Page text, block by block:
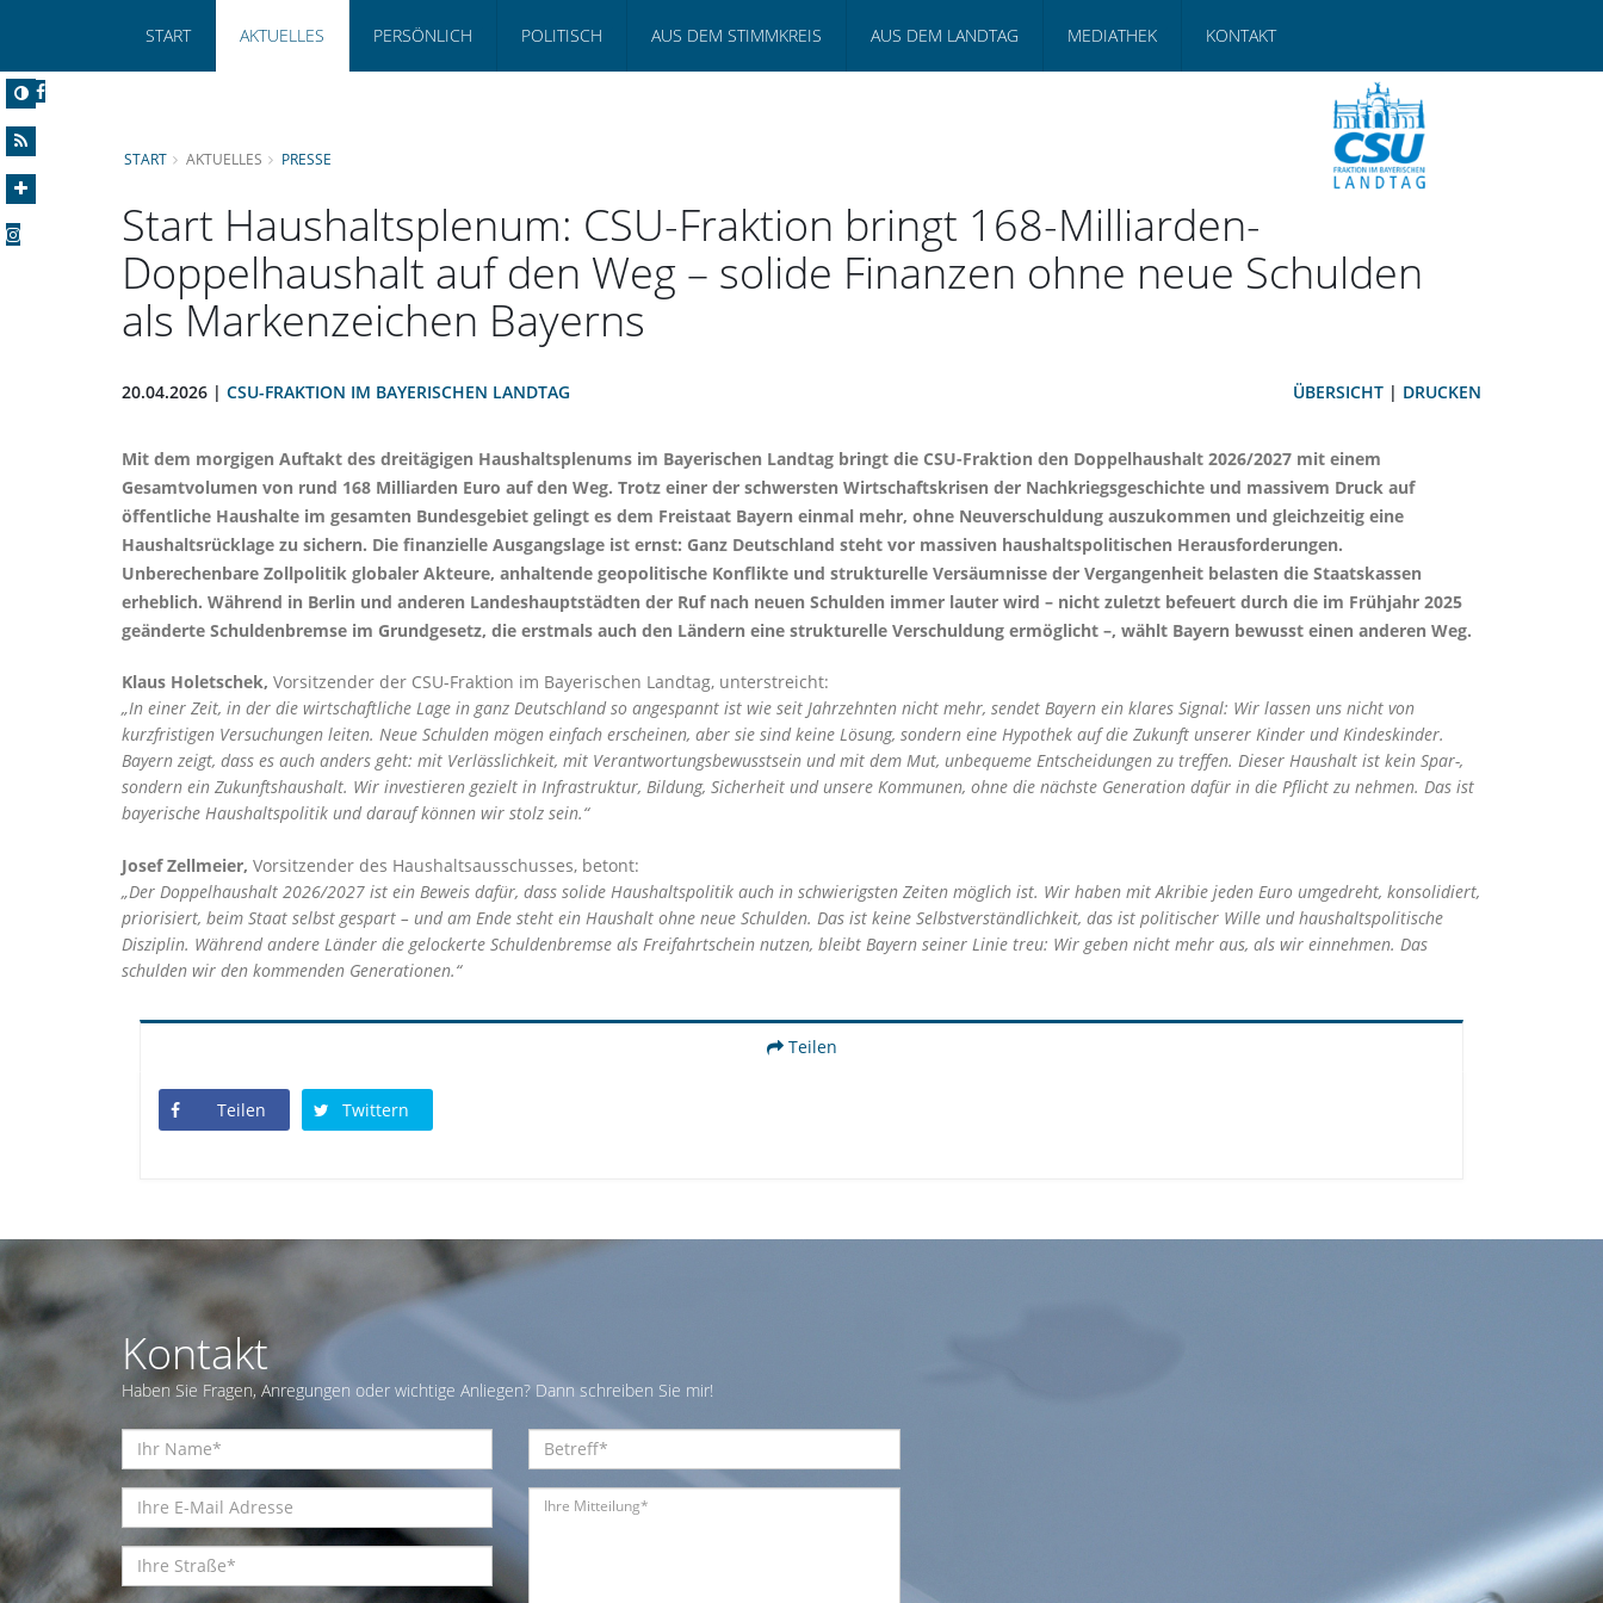
START AKTUELLES PERSÖNLICH POLITISCH AUS DEM STIMMKREIS AUS DEM LANDTAG MEDIATHEK KONTAKT
START AKTUELLES PRESSE
Start Haushaltsplenum: CSU-Fraktion bringt 168-Milliarden-
Doppelhaushalt auf den Weg – solide Finanzen ohne neue Schulden
als Markenzeichen Bayerns
20.04.2026 | CSU-FRAKTION IM BAYERISCHEN LANDTAG ÜBERSICHT | DRUCKEN
Mit dem morgigen Auftakt des dreitägigen Haushaltsplenums im Bayerischen Landtag bringt die CSU-Fraktion den Doppelhaushalt 2026/2027 mit einem
Gesamtvolumen von rund 168 Milliarden Euro auf den Weg. Trotz einer der schwersten Wirtschaftskrisen der Nachkriegsgeschichte und massivem Druck auf
öffentliche Haushalte im gesamten Bundesgebiet gelingt es dem Freistaat Bayern einmal mehr, ohne Neuverschuldung auszukommen und gleichzeitig eine
Haushaltsrücklage zu sichern. Die finanzielle Ausgangslage ist ernst: Ganz Deutschland steht vor massiven haushaltspolitischen Herausforderungen.
Unberechenbare Zollpolitik globaler Akteure, anhaltende geopolitische Konflikte und strukturelle Versäumnisse der Vergangenheit belasten die Staatskassen
erheblich. Während in Berlin und anderen Landeshauptstädten der Ruf nach neuen Schulden immer lauter wird – nicht zuletzt befeuert durch die im Frühjahr 2025
geänderte Schuldenbremse im Grundgesetz, die erstmals auch den Ländern eine strukturelle Verschuldung ermöglicht –, wählt Bayern bewusst einen anderen Weg.
Klaus Holetschek, Vorsitzender der CSU-Fraktion im Bayerischen Landtag, unterstreicht:
In einer Zeit, in der die wirtschaftliche Lage in ganz Deutschland so angespannt ist wie seit Jahrzehnten nicht mehr, sendet Bayern ein klares Signal: Wir lassen uns nicht von
kurzfristigen Versuchungen leiten. Neue Schulden mögen einfach erscheinen, aber sie sind keine Lösung, sondern eine Hypothek auf die Zukunft unserer Kinder und Kindeskinder.
Bayern zeigt, dass es auch anders geht: mit Verlässlichkeit, mit Verantwortungsbewusstsein und mit dem Mut, unbequeme Entscheidungen zu treffen. Dieser Haushalt ist kein Spar-,
sondern ein Zukunftshaushalt. Wir investieren gezielt in Infrastruktur, Bildung, Sicherheit und unsere Kommunen, ohne die nächste Generation dafür in die Pflicht zu nehmen. Das ist
bayerische Haushaltspolitik und darauf können wir stolz sein.“
Josef Zellmeier, Vorsitzender des Haushaltsausschusses, betont:
Der Doppelhaushalt 2026/2027 ist ein Beweis dafür, dass solide Haushaltspolitik auch in schwierigsten Zeiten möglich ist. Wir haben mit Akribie jeden Euro umgedreht, konsolidiert,
priorisiert, beim Staat selbst gespart – und am Ende steht ein Haushalt ohne neue Schulden. Das ist keine Selbstverständlichkeit, das ist politischer Wille und haushaltspolitische
Disziplin. Während andere Länder die gelockerte Schuldenbremse als Freifahrtschein nutzen, bleibt Bayern seiner Linie treu: Wir geben nicht mehr aus, als wir einnehmen. Das
schulden wir den kommenden Generationen.“
Teilen
Teilen Twittern
Kontakt
Haben Sie Fragen, Anregungen oder wichtige Anliegen? Dann schreiben Sie mir!